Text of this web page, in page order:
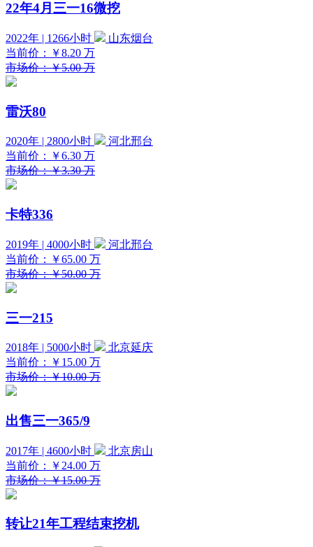
22年4月三一16微挖
2022年 | 1266小时
山东烟台
当前价：
￥8.20 万
市场价：￥5.00 万
雷沃80
2020年 | 2800小时
河北邢台
当前价：
￥6.30 万
市场价：￥3.30 万
卡特336
2019年 | 4000小时
河北邢台
当前价：
￥65.00 万
市场价：￥50.00 万
三一215
2018年 | 5000小时
北京延庆
当前价：
￥15.00 万
市场价：￥10.00 万
出售三一365/9
2017年 | 4600小时
北京房山
当前价：
￥24.00 万
市场价：￥15.00 万
转让21年工程结束挖机